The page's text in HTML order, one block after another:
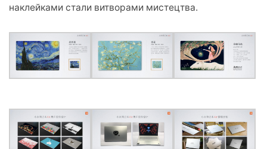
наклейками стали витворами мистецтва.